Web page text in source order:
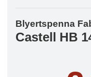
Blyertspenna
Castell HB